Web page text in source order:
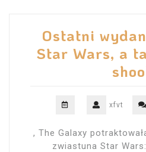
Ostatni
Star Wars, a
xfvt
, The Galaxy
zwiastuna Star